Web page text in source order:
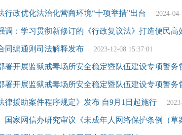
行政优化法治化营商环境“十项举措”出台 2024-
调：学习贯彻新修订的《行政复议法》打造便民高
同编通则司法解释发布 2023-12-08 15:37:01
署开展监狱戒毒场所安全稳定暨队伍建设专项警务
署开展监狱戒毒场所安全稳定暨队伍建设专项警务
律援助案件程序规定》发布 自9月1日起施行
国家网信办研究审议《未成年人网络保护条例（草